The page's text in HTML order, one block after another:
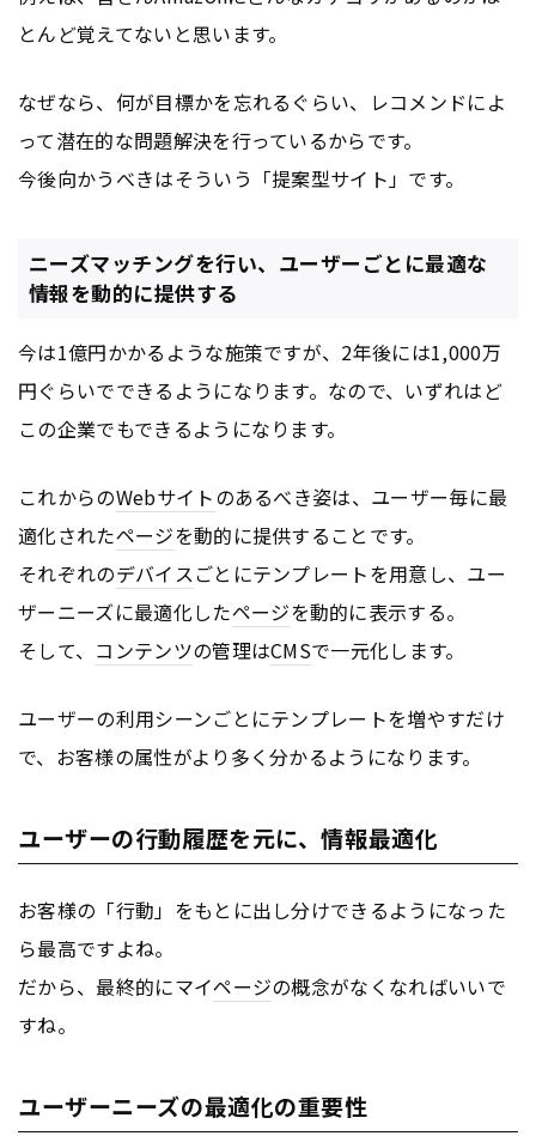
とんど覚えてないと思います。
なぜなら、何が目標かを忘れるぐらい、レコメンドによ
って潜在的な問題解決を行っているからです。
今後向かうべきはそういう「提案型サイト」です。
ニーズマッチングを行い、ユーザーごとに最適な
情報を動的に提供する
今は1億円かかるような施策ですが、2年後には1,000万
円ぐらいでできるようになります。なので、いずれはど
この企業でもできるようになります。
これからのWebサイトのあるべき姿は、ユーザー毎に最
適化されたページを動的に提供することです。
それぞれのデバイスごとにテンプレートを用意し、ユー
ザーニーズに最適化したページを動的に表示する。
そして、 コンテンツの管理はCMSで一元化します。
ユーザーの利用シーンごとにテンプレートを増やすだけ
で、お客様の属性がより多く分かるようになります。
ユーザーの行動履歴を元に、情報最適化
お客様の「行動」をもとに出し分けできるようになった
ら最高ですよね。
だから、最終的にマイページの概念がなくなればいいで
すね。
ユーザーニーズの最適化の重要性